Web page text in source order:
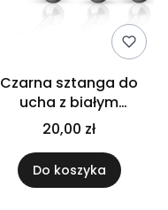
Czarna sztanga do
ucha z białym
kryształem 3D
20,00 zł
Do koszyka